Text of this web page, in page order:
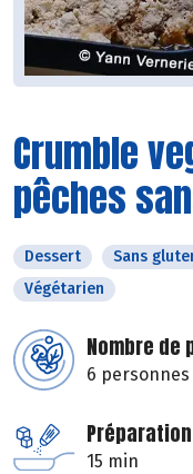
Crumble
pêches
Dessert Sans
Végétarien
Nombre de
6 personnes
Préparation
15 min